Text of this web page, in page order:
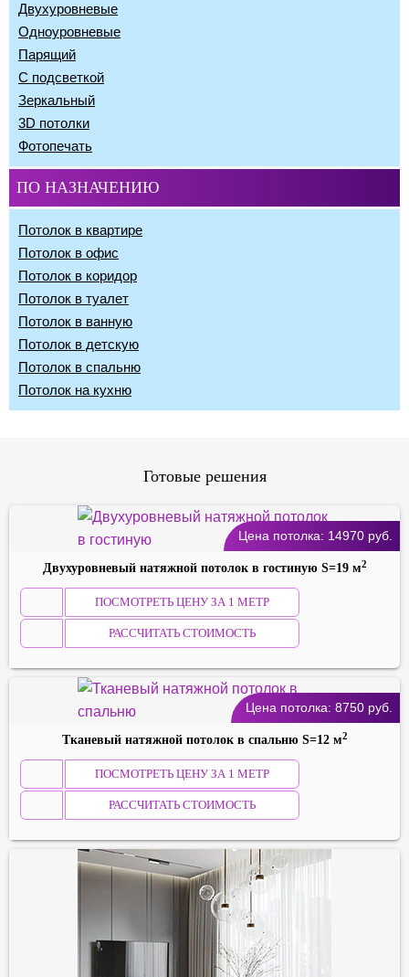
Двухуровневые
Одноуровневые
Парящий
С подсветкой
Зеркальный
3D потолки
Фотопечать
ПО НАЗНАЧЕНИЮ
Потолок в квартире
Потолок в офис
Потолок в коридор
Потолок в туалет
Потолок в ванную
Потолок в детскую
Потолок в спальню
Потолок на кухню
Готовые решения
Цена потолка: 14970 руб.
Двухуровневый натяжной потолок в гостиную S=19 м2
ПОСМОТРЕТЬ ЦЕНУ ЗА 1 МЕТР
РАССЧИТАТЬ СТОИМОСТЬ
Цена потолка: 8750 руб.
Тканевый натяжной потолок в спальню S=12 м2
ПОСМОТРЕТЬ ЦЕНУ ЗА 1 МЕТР
РАССЧИТАТЬ СТОИМОСТЬ